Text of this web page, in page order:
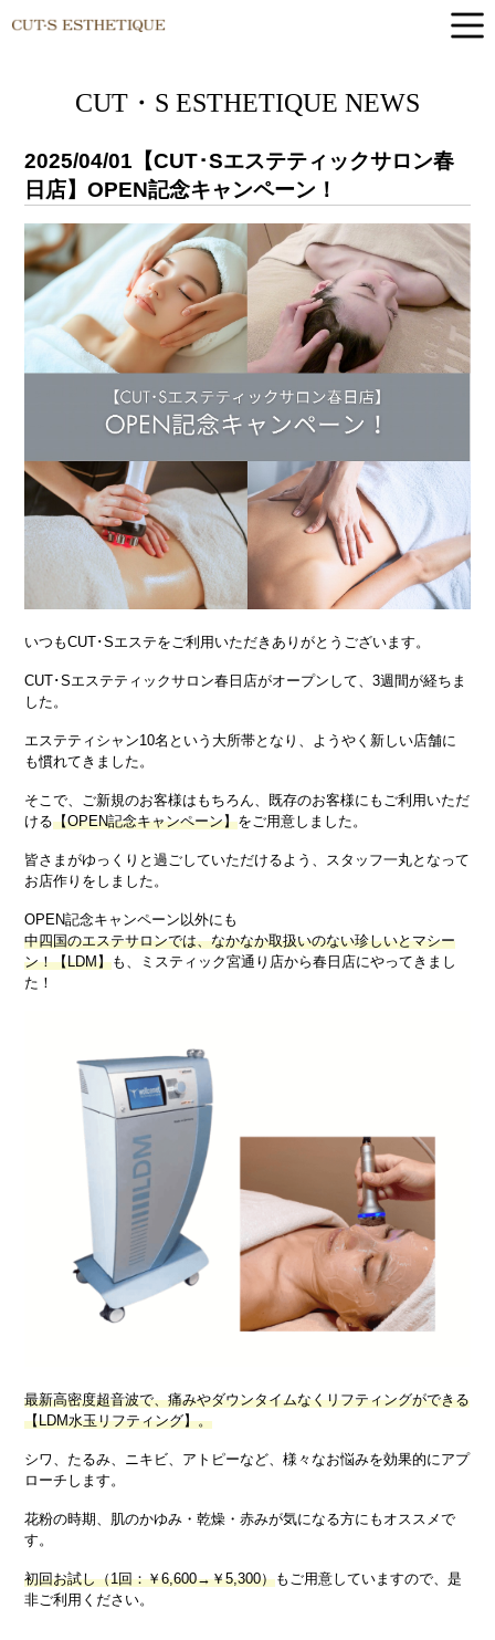
CUT・S ESTHETIQUE NEWS
2025/04/01 【CUT･Sエステティックサロン春
日店】OPEN記念キャンペーン！
いつもCUT･Sエステをご利用いただきありがとうございます。
CUT･Sエステティックサロン春日店がオープンして、3週間が経ちま
した。
エステティシャン10名という大所帯となり、ようやく新しい店舗に
も慣れてきました。
そこで、ご新規のお客様はもちろん、既存のお客様にもご利用いただ
ける【OPEN記念キャンペーン】をご用意しました。
皆さまがゆっくりと過ごしていただけるよう、スタッフ一丸となって
お店作りをしました。
OPEN記念キャンペーン以外にも
中四国のエステサロンでは、なかなか取扱いのない珍しいとマシー
ン！【LDM】も、ミスティック宮通り店から春日店にやってきまし
た！
最新高密度超音波で、痛みやダウンタイムなくリフティングができる
【LDM水玉リフティング】。
シワ、たるみ、ニキビ、アトピーなど、様々なお悩みを効果的にアプ
ローチします。
花粉の時期、肌のかゆみ・乾燥・赤みが気になる方にもオススメで
す。
初回お試し（1回：￥6,600→￥5,300）もご用意していますので、是
非ご利用ください。